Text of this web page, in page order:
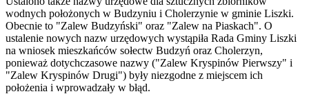
wodnych położonych w Budzyniu i Cholerzynie w gminie Liszki.
Obecnie to "Zalew Budzyński" oraz "Zalew na Piaskach". O
ustalenie nowych nazw urzędowych wystąpiła Rada Gminy Liszki
na wniosek mieszkańców sołectw Budzyń oraz Cholerzyn,
ponieważ dotychczasowe nazwy ("Zalew Kryspinów Pierwszy" i
"Zalew Kryspinów Drugi") były niezgodne z miejscem ich
położenia i wprowadzały w błąd.